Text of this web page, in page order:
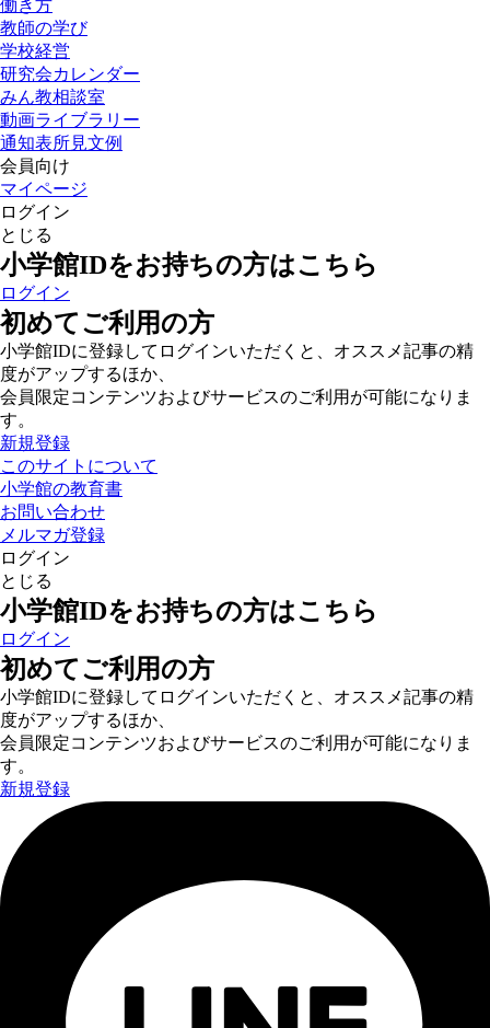
働き方
教師の学び
学校経営
研究会カレンダー
みん教相談室
動画ライブラリー
通知表所見文例
会員向け
マイページ
ログイン
とじる
小学館IDをお持ちの方はこちら
ログイン
初めてご利用の方
小学館IDに登録してログインいただくと、オススメ記事の精
度がアップするほか、
会員限定コンテンツおよびサービスのご利用が可能になりま
す。
新規登録
このサイトについて
小学館の教育書
お問い合わせ
メルマガ登録
ログイン
とじる
小学館IDをお持ちの方はこちら
ログイン
初めてご利用の方
小学館IDに登録してログインいただくと、オススメ記事の精
度がアップするほか、
会員限定コンテンツおよびサービスのご利用が可能になりま
す。
新規登録